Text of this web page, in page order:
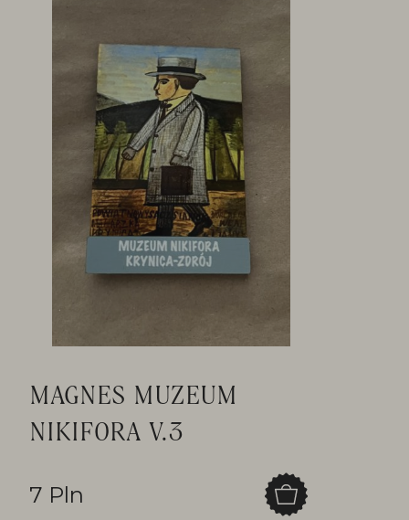
MAGNES MUZEUM
NIKIFORA V.3
7 Pln